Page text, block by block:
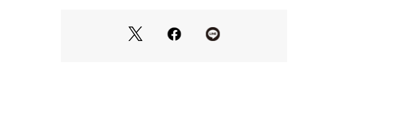
※こちらの商品は、B.C STOCKでの取り扱いになりま
す。 直接店舗へお問い合わせの際はB.C STOCK店舗へ